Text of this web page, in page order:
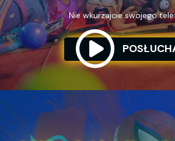
Nie wkurzajcie swojego